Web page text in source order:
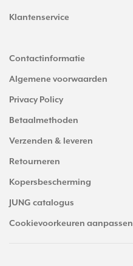
Klantenservice
Contactinformatie
Algemene voorwaarden
Privacy Policy
Betaalmethoden
Verzenden & leveren
Retourneren
Kopersbescherming
JUNG catalogus
Cookievoorkeuren aanpassen